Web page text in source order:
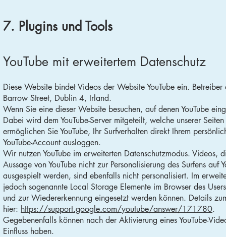
7. Plugins und Tools
YouTube mit erweitertem Datenschutz
Diese Website bindet Videos der Website YouTube ein.
Barrow Street, Dublin 4, Irland.
Wenn Sie eine dieser Website besuchen, auf denen YouTube
Dabei wird dem YouTube-Server mitgeteilt, welche unserer
ermöglichen Sie YouTube, Ihr Surfverhalten direkt Ihrem
YouTube-Account ausloggen.
Wir nutzen YouTube im erweiterten Datenschutzmodus.
Aussage von YouTube nicht zur Personalisierung des Surfens
ausgespielt werden, sind ebenfalls nicht personalisiert. Im
jedoch sogenannte Local Storage Elemente im Browser des
und zur Wiedererkennung eingesetzt werden können. Details
hier: https://support.google.com/youtube/answer/171780.
Gegebenenfalls können nach der Aktivierung eines YouTube-
Einfluss haben.